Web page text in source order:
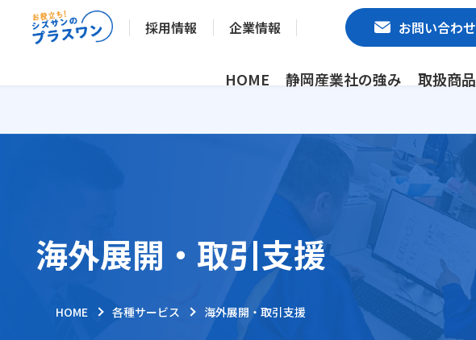
採用情報 企業情報 お問い合わせ
HOME 静岡産業社の強み 取扱商品
海外展開・取引支援
HOME 各種サービス 海外展開・取引支援